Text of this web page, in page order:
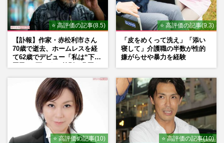
⭐ 高評価の記事(8.5)
【訃報】作家・赤松利市さん
70歳で逝去、ホームレスを経
て62歳でデビュー「私は“下級
⭐ 高評価の記事(9.3)
「皮をめくって洗え」「添い
寝して」介護職の半数が性的
嫌がらせや暴力を経験
⭐ 高評価の記事(10) ⭐ 高評価の記事(10)